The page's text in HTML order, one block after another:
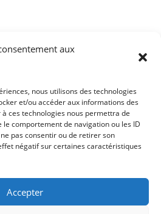
aux
nous utilisons des technologies
et/ou accéder aux informations des
ces technologies nous permettra de
comportement de navigation ou les ID
pas consentir ou de retirer son
négatif sur certaines caractéristiques
Accepter